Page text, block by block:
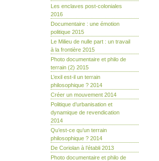
Les enclaves post-coloniales
2016
Documentaire : une émotion
politique 2015
Le Milieu de nulle part : un travail
à la frontière 2015
Photo documentaire et philo de
terrain (2) 2015
L’exil est-il un terrain
philosophique ? 2014
Créer un mouvement 2014
Politique d’urbanisation et
dynamique de revendication
2014
Qu’est-ce qu’un terrain
philosophique ? 2014
De Coriolan à l’établi 2013
Photo documentaire et philo de